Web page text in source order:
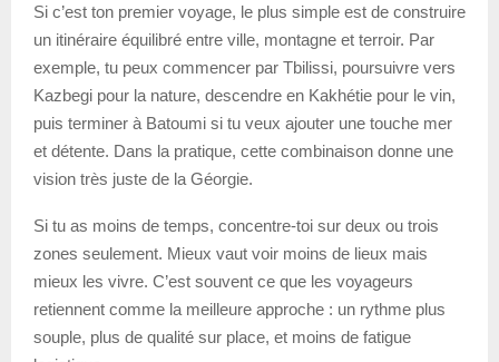
Si c’est ton premier voyage, le plus simple est de construire
un itinéraire équilibré entre ville, montagne et terroir. Par
exemple, tu peux commencer par Tbilissi, poursuivre vers
Kazbegi pour la nature, descendre en Kakhétie pour le vin,
puis terminer à Batoumi si tu veux ajouter une touche mer
et détente. Dans la pratique, cette combinaison donne une
vision très juste de la Géorgie.
Si tu as moins de temps, concentre-toi sur deux ou trois
zones seulement. Mieux vaut voir moins de lieux mais
mieux les vivre. C’est souvent ce que les voyageurs
retiennent comme la meilleure approche : un rythme plus
souple, plus de qualité sur place, et moins de fatigue